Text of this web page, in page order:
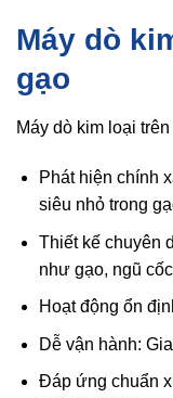
Máy dò
gạo
Máy dò kim loại
Phát hiện chính
siêu nhỏ trong
Thiết kế chuyên
như gạo, ngũ
Hoạt động ổn
Dễ vận hành:
Đáp ứng chuẩn